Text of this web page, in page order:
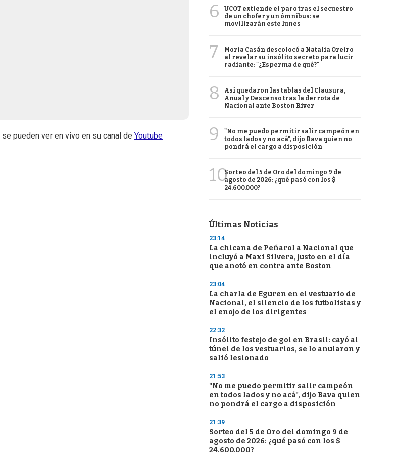
se pueden ver en vivo en su canal de Youtube
6
UCOT extiende el paro tras el secuestro
de un chofer y un ómnibus: se
movilizarán este lunes
7
Moria Casán descolocó a Natalia Oreiro
al revelar su insólito secreto para lucir
radiante: "¿Esperma de qué?"
8
Así quedaron las tablas del Clausura,
Anual y Descenso tras la derrota de
Nacional ante Boston River
9
"No me puedo permitir salir campeón en
todos lados y no acá", dijo Bava quien no
pondrá el cargo a disposición
10Sorteo del 5 de Oro del domingo 9 de
agosto de 2026: ¿qué pasó con los $
24.600.000?
Últimas Noticias
23:14
La chicana de Peñarol a Nacional que
incluyó a Maxi Silvera, justo en el día
que anotó en contra ante Boston
23:04
La charla de Eguren en el vestuario de
Nacional, el silencio de los futbolistas y
el enojo de los dirigentes
22:32
Insólito festejo de gol en Brasil: cayó al
túnel de los vestuarios, se lo anularon y
salió lesionado
21:53
"No me puedo permitir salir campeón
en todos lados y no acá", dijo Bava quien
no pondrá el cargo a disposición
21:39
Sorteo del 5 de Oro del domingo 9 de
agosto de 2026: ¿qué pasó con los $
24.600.000?